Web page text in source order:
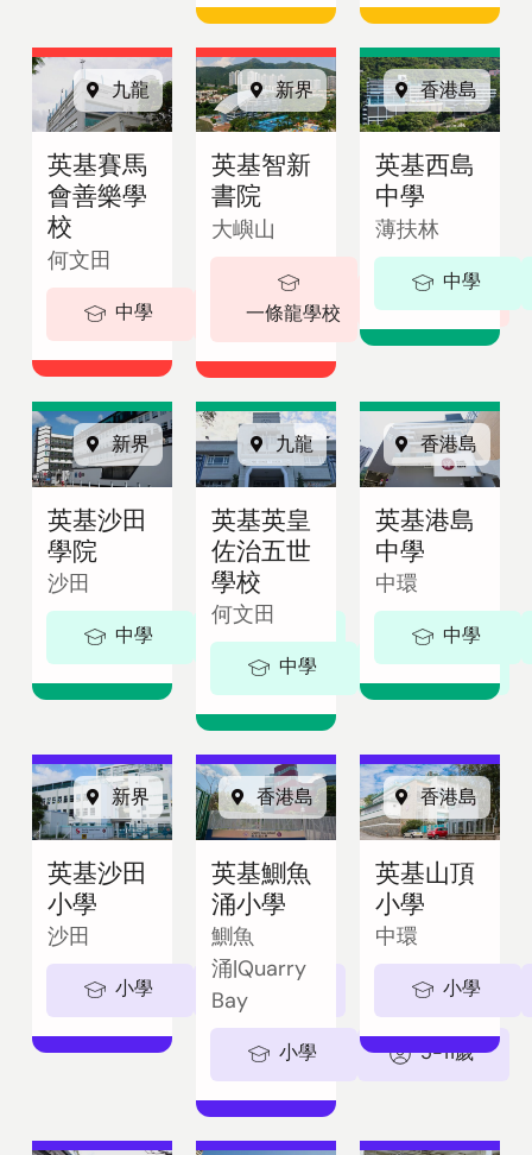
九龍
英基賽馬
會善樂學
校
何文田
中學 5-19歲
新界
英基智新
書院
大嶼山
一條龍學校
5-18 歲
香港島
英基西島
中學
薄扶林
中學
新界
英基沙田
學院
沙田
中學
九龍
英基英皇
佐治五世
學校
何文田
中學 11-18歲
香港島
英基港島
中學
中環
中學
新界
英基沙田
小學
沙田
小學
香港島
英基鰂魚
涌小學
鰂魚
涌|Quarry
Bay
小學 5-11歲
香港島
英基山頂
小學
中環
小學
立
即
諮
詢
View in:
English
繁體中文